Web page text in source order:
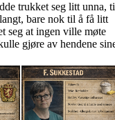
trukket seg litt unna,
bare nok til å få litt
seg at ingen ville møte
gjøre av hendene